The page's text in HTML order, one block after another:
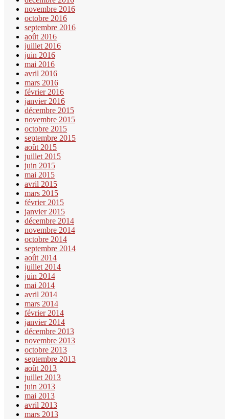
novembre 2016
octobre 2016
septembre 2016
août 2016
juillet 2016
juin 2016
mai 2016
avril 2016
mars 2016
février 2016
janvier 2016
décembre 2015
novembre 2015
octobre 2015
septembre 2015
août 2015
juillet 2015
juin 2015
mai 2015
avril 2015
mars 2015
février 2015
janvier 2015
décembre 2014
novembre 2014
octobre 2014
septembre 2014
août 2014
juillet 2014
juin 2014
mai 2014
avril 2014
mars 2014
février 2014
janvier 2014
décembre 2013
novembre 2013
octobre 2013
septembre 2013
août 2013
juillet 2013
juin 2013
mai 2013
avril 2013
mars 2013